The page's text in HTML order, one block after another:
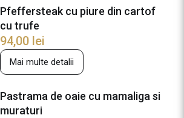
Pfeffersteak cu piure din cartof
cu trufe
94,00 lei
Mai multe detalii
Pastrama de oaie cu mamaliga si
muraturi